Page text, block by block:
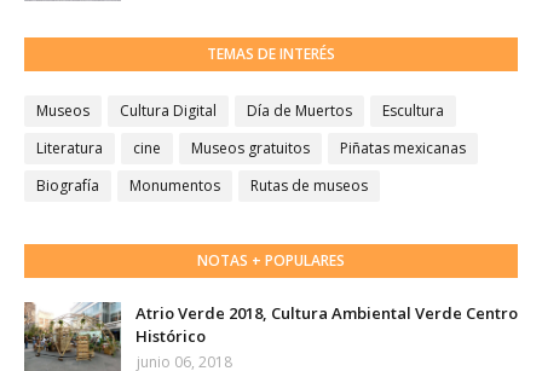
TEMAS DE INTERÉS
Museos Cultura Digital Día de Muertos
Escultura
Literatura
cine Museos gratuitos
Piñatas mexicanas
Biografía
Monumentos Rutas de museos
NOTAS + POPULARES
Atrio Verde 2018, Cultura Ambiental Verde Centro
Histórico
junio 06, 2018